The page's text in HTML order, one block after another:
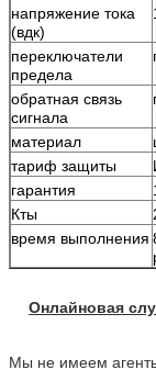
напряжение тока
(вдк)
переключатели
предела
обратная связь
сигнала
материал
тариф защиты
гарантия
Кты
время выполнения
Онлайновая
Мы не имеем